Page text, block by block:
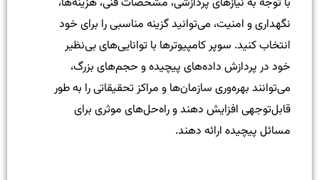
نگهداری و امنیت، می‌توانید گزینه مناسبی را برای خود
انتخاب کنید. سوپر کامپیوترها با توانایی‌های بی‌نظیر
خود در پردازش داده‌های پیچیده و حجم‌های بزرگ،
می‌توانند بهره‌وری سازمان‌ها و مراکز تحقیقاتی را به طور
قابل‌توجهی افزایش دهند و راه‌حل‌های موثری برای
مسائل پیچیده ارائه دهند.